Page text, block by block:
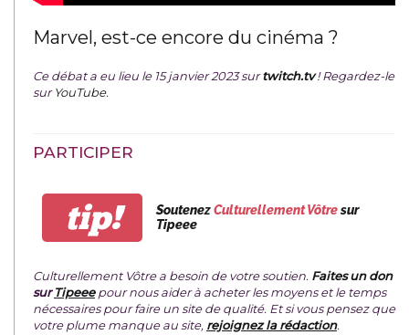
Marvel, est-ce encore du cinéma ?
Ce débat a eu lieu le 15 janvier 2023 surtwitch.tv ! Regardez-le
surYouTube.
PARTICIPER
tip! SoutenezCulturellement Vôtresur
Tipeee
Culturellement Vôtre a besoin de votre soutien. Faites un don
surTipeeepour nous aider à acheter les moyens et le temps
nécessaires pour faire un site de qualité. Et si vous pensez que
votre plume manque au site, rejoignez la rédaction.